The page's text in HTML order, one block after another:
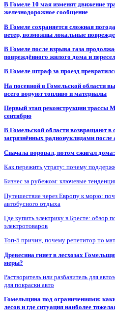
В Гомеле 10 мая изменят движение
железнодорожное сообщение
В Гомеле сохраняется сложная
ветер, возможны локальные
В Гомеле после взрыва газа
повреждённого жилого дома и
В Гомеле штраф за проезд
На посевной в Гомельской области
всего воруют топливо и материалы
Первый этап реконструкции трассы
сентябрю
В Гомельской области возвращают в
загрязнённых радионуклидами
Сначала воровал, потом сжигал
Как пережить утрату: почему
Бизнес за рубежом: ключевые
Путешествие через Европу к морю:
автобусного отдыха
Где купить электрику в Бресте: обзор
электротоваров
Топ-5 причин, почему репетитор по
Древесина гниет в лесхозах
меры?
Растворитель или разбавитель для
для покраски авто
Гомельщина под ограничениями:
лесов и где ситуация наиболее